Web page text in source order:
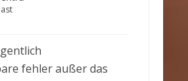
fehler außer das